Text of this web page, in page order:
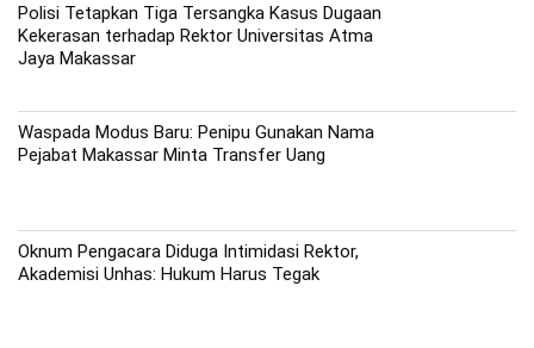
Polisi Tetapkan Tiga Tersangka Kasus Dugaan
Kekerasan terhadap Rektor Universitas Atma
Jaya Makassar
Waspada Modus Baru: Penipu Gunakan Nama
Pejabat Makassar Minta Transfer Uang
Oknum Pengacara Diduga Intimidasi Rektor,
Akademisi Unhas: Hukum Harus Tegak